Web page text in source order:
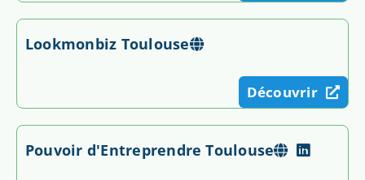
Lookmonbiz Toulouse
Découvrir
Pouvoir d'Entreprendre Toulouse